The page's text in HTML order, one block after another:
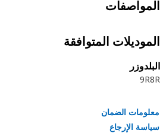
المتوافقة
9R
الضمان
الإرجاع